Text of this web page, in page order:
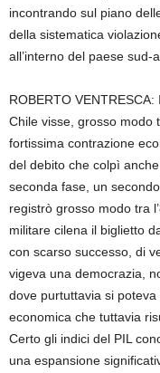
incontrando sul piano
della sistematica
all’interno del paese sud-
ROBERTO
Chile visse, grosso modo
fortissima contrazione
del debito che colpì
seconda fase, un
registrò grosso modo tra
militare cilena il biglietto
con scarso successo, di
vigeva una democrazia,
dove purtuttavia si
economica che tuttavia
Certo gli indici del PIL
una espansione